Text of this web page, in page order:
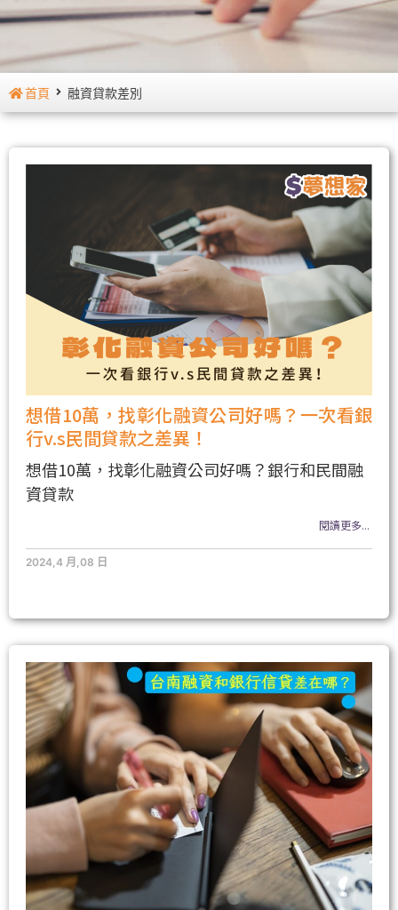
首頁 融資貸款差別
想借10萬，找彰化融資公司好嗎？一次看銀
行v.s民間貸款之差異！
想借10萬，找彰化融資公司好嗎？銀行和民間融
資貸款
閱讀更多...
2024,4 月,08 日